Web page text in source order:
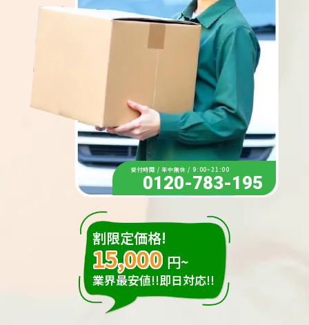
受付時間 / 年中無休 / 9:00~21:00
0120-783-195
割限定価格!
15,000 円~
業界最安値!!即日対応!!